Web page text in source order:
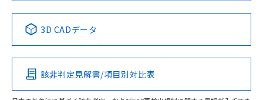
Pb Hg Cd Cr(VI)
O
No No No No
この製品の規格認証/適合状況ページへ
その他の認証はこちらのページからご検索ください
3D CADデータ
該非判定見解書/項目別対比表